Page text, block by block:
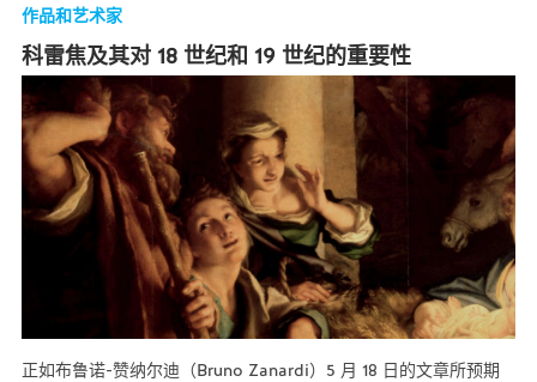
作品和艺术家
科雷焦及其对 18 世纪和 19 世纪的重要性
正如布鲁诺-赞纳尔迪（Bruno Zanardi）5 月 18 日的文章所预期